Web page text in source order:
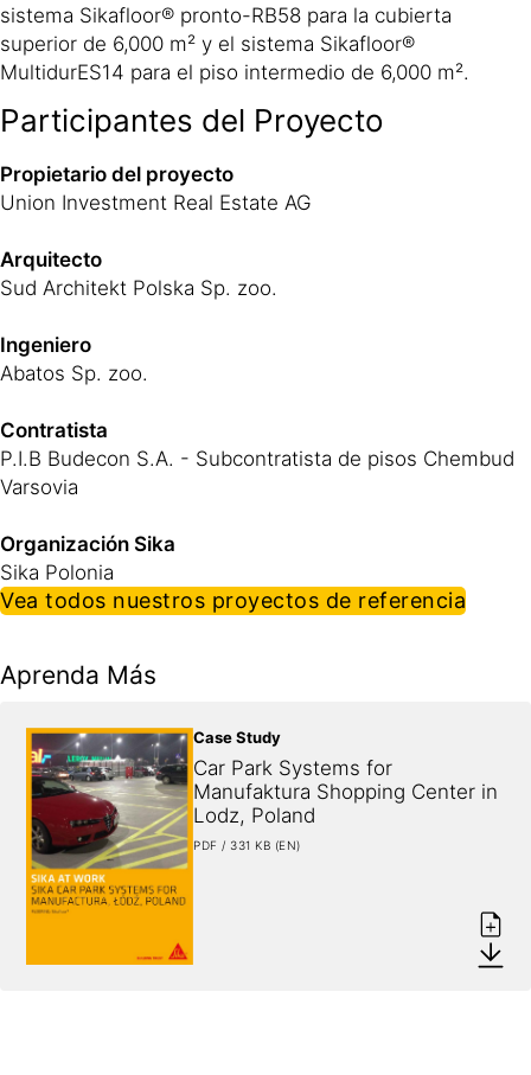
sistema Sikafloor® pronto-RB58 para la cubierta
superior de 6,000 m² y el sistema Sikafloor®
MultidurES14 para el piso intermedio de 6,000 m².
Participantes del Proyecto
Propietario del proyecto
Union Investment Real Estate AG
Arquitecto
Sud Architekt Polska Sp. zoo.
Ingeniero
Abatos Sp. zoo.
Contratista
P.I.B Budecon S.A. - Subcontratista de pisos Chembud
Varsovia
Organización Sika
Sika Polonia
Vea todos nuestros proyectos de referencia
Aprenda Más
Case Study
Car Park Systems for
Manufaktura Shopping Center in
Lodz, Poland
PDF / 331 KB (EN)